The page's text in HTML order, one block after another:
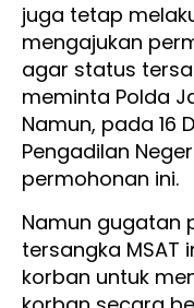
juga tetap
mengajukan
agar status
meminta Polda
Namun, pada 16
Pengadilan
permohonan ini.
Namun gugatan
tersangka MSAT
korban untuk